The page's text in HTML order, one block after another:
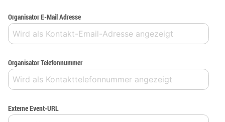
Organisator E-Mail Adresse
Organisator Telefonnummer
Externe Event-URL